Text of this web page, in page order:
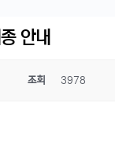
안내
조회 3978